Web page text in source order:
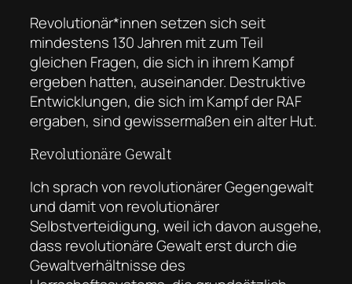
Revolutionär*innen setzen sich seit
mindestens 130 Jahren mit zum Teil
gleichen Fragen, die sich in ihrem Kampf
ergeben hatten, auseinander. Destruktive
Entwicklungen, die sich im Kampf der RAF
ergaben, sind gewissermaßen ein alter Hut.
Revolutionäre Gewalt
Ich sprach von revolutionärer Gegengewalt
und damit von revolutionärer
Selbstverteidigung, weil ich davon ausgehe,
dass revolutionäre Gewalt erst durch die
Gewaltverhältnisse des